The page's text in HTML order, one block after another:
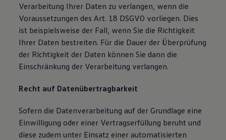
Verarbeitung Ihrer Daten zu verlangen, wenn die
Voraussetzungen des Art. 18 DSGVO vorliegen. Dies
ist beispielsweise der Fall, wenn Sie die Richtigkeit
Ihrer Daten bestreiten. Für die Dauer der Überprüfung
der Richtigkeit der Daten können Sie dann die
Einschränkung der Verarbeitung verlangen.
Recht auf Datenübertragbarkeit
Sofern die Datenverarbeitung auf der Grundlage eine
Einwilligung oder einer Vertragserfüllung beruht und
diese zudem unter Einsatz einer automatisierten